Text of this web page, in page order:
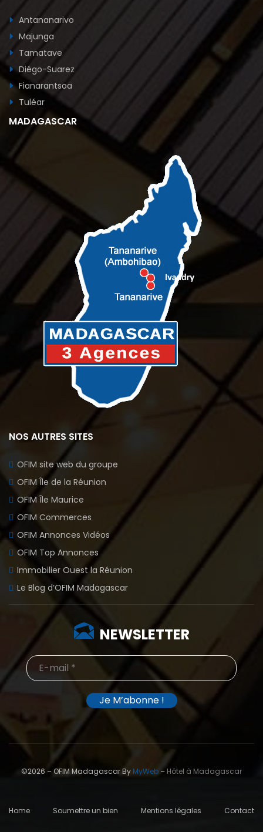
Antananarivo
Majunga
Tamatave
Diégo-Suarez
Fianarantsoa
Tuléar
MADAGASCAR
NOS AUTRES SITES
OFIM site web du groupe
OFIM Île de la Réunion
OFIM Île Maurice
OFIM Commerces
OFIM Annonces Vidéos
OFIM Top Annonces
Immobilier Ouest la Réunion
Le Blog d’OFIM Madagascar
NEWSLETTER
©2026 – OFIM Madagascar ByMyWeb– Hôtel à Madagascar
Home Soumettre un bien Mentions légales Contact